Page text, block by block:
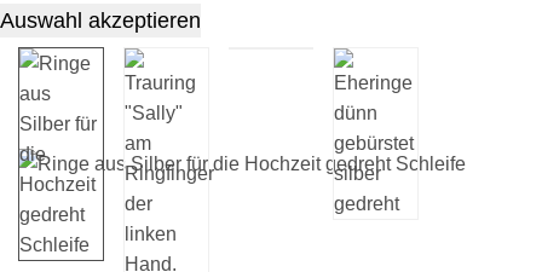
Auswahl akzeptieren